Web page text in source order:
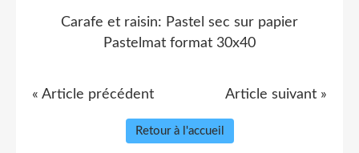
Carafe et raisin: Pastel sec sur papier
Pastelmat format 30x40
« Article précédent Article suivant »
Retour à l'accueil